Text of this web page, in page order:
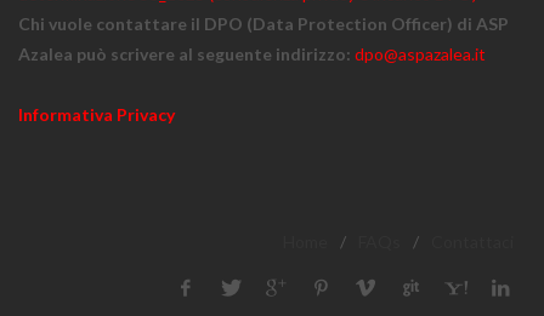
Chi vuole contattare il DPO (Data Protection Officer) di ASP
Azalea può scrivere al seguente indirizzo: dpo@aspazalea.it
Informativa Privacy
/ /